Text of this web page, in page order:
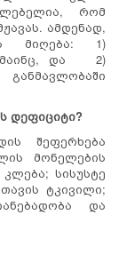
რომ
ამდენად,
მიღება: 1)
მაინც, და 2)
დეფიციტი?
შეფერხება
მონელების
სისუსტე
ტკივილი;
და